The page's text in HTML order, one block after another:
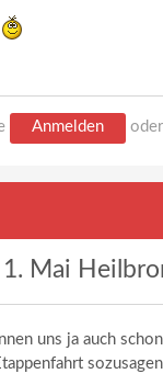
Anmelden oder
Mai
uns ja auch